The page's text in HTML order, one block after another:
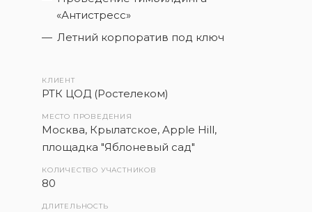
«Антистресс»
Летний корпоратив под ключ
КЛИЕНТ
РТК ЦОД (Ростелеком)
МЕСТО ПРОВЕДЕНИЯ
Москва, Крылатское, Apple Hill,
площадка "Яблоневый сад"
КОЛИЧЕСТВО УЧАСТНИКОВ
80
ДЛИТЕЛЬНОСТЬ